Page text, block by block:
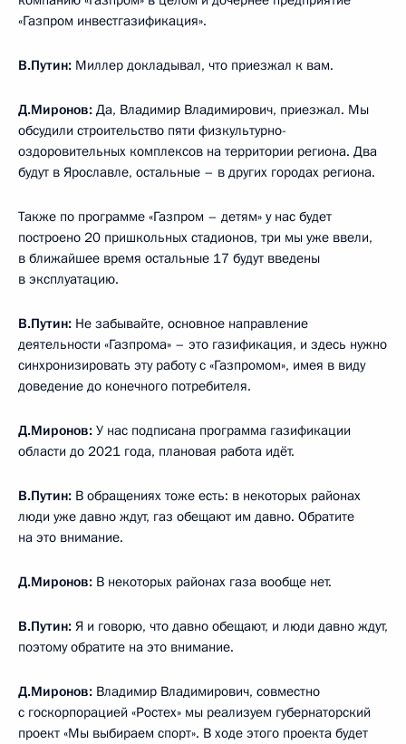
«Газпром инвестгазификация».
В.Путин: Миллер докладывал, что приезжал к вам.
Д.Миронов: Да, Владимир Владимирович, приезжал. Мы
обсудили строительство пяти физкультурно-
оздоровительных комплексов на территории региона. Два
будут в Ярославле, остальные – в других городах региона.
Также по программе «Газпром – детям» у нас будет
построено 20 пришкольных стадионов, три мы уже ввели,
в ближайшее время остальные 17 будут введены
в эксплуатацию.
В.Путин: Не забывайте, основное направление
деятельности «Газпрома» – это газификация, и здесь нужно
синхронизировать эту работу с «Газпромом», имея в виду
доведение до конечного потребителя.
Д.Миронов: У нас подписана программа газификации
области до 2021 года, плановая работа идёт.
В.Путин: В обращениях тоже есть: в некоторых районах
люди уже давно ждут, газ обещают им давно. Обратите
на это внимание.
Д.Миронов: В некоторых районах газа вообще нет.
В.Путин: Я и говорю, что давно обещают, и люди давно ждут,
поэтому обратите на это внимание.
Д.Миронов: Владимир Владимирович, совместно
с госкорпорацией «Ростех» мы реализуем губернаторский
проект «Мы выбираем спорт». В ходе этого проекта будет